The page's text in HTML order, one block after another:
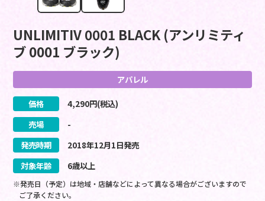
UNLIMITIV 0001 BLACK (アンリミティ
ブ 0001 ブラック)
アパレル
価格 4,290円(税込)
売場
-
発売時期
2018年12月1日発売
対象年齢
6歳以上
※発売日（予定）は地域・店舗などによって異なる場合がございますので
ご了承ください。